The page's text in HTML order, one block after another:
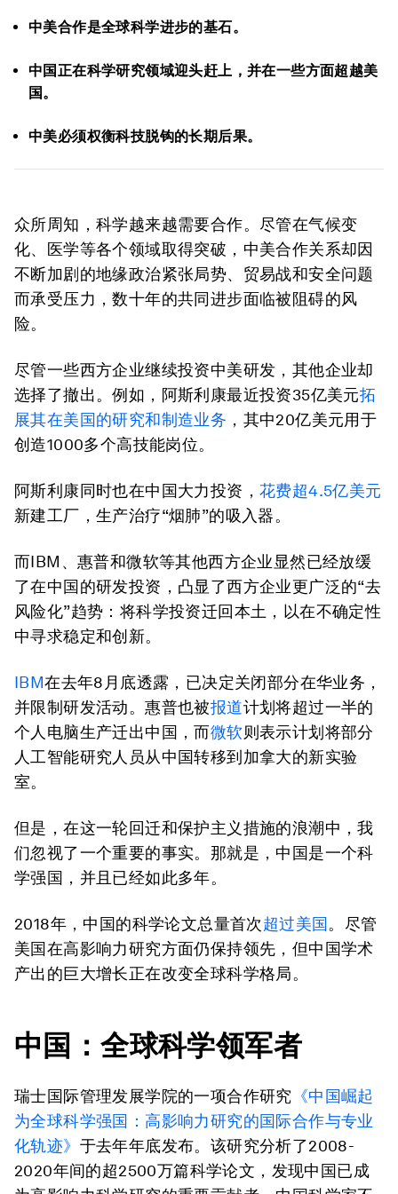
中美合作是全球科学进步的基石。
中国正在科学研究领域迎头赶上，并在一些方面超越美
国。
中美必须权衡科技脱钩的长期后果。
众所周知，科学越来越需要合作。尽管在气候变
化、医学等各个领域取得突破，中美合作关系却因
不断加剧的地缘政治紧张局势、贸易战和安全问题
而承受压力，数十年的共同进步面临被阻碍的风
险。
尽管一些西方企业继续投资中美研发，其他企业却
选择了撤出。例如，阿斯利康最近投资35亿美元拓
展其在美国的研究和制造业务 ，其中20亿美元用于
创造1000多个高技能岗位。
阿斯利康同时也在中国大力投资， 花费超4.5亿美元
新建工厂，生产治疗“烟肺”的吸入器。
而IBM、惠普和微软等其他西方企业显然已经放缓
了在中国的研发投资，凸显了西方企业更广泛的“去
风险化”趋势：将科学投资迁回本土，以在不确定性
中寻求稳定和创新。
IBM在去年8月底透露，已决定关闭部分在华业务，
并限制研发活动。惠普也被报道计划将超过一半的
个人电脑生产迁出中国，而微软则表示计划将部分
人工智能研究人员从中国转移到加拿大的新实验
室。
但是，在这一轮回迁和保护主义措施的浪潮中，我
们忽视了一个重要的事实。那就是，中国是一个科
学强国，并且已经如此多年。
2018年，中国的科学论文总量首次超过美国 。尽管
美国在高影响力研究方面仍保持领先，但中国学术
产出的巨大增长正在改变全球科学格局。
中国：全球科学领军者
瑞士国际管理发展学院的一项合作研究 《中国崛起
为全球科学强国：高影响力研究的国际合作与专业
化轨迹》 于去年年底发布。该研究分析了2008-
2020年间的超2500万篇科学论文，发现中国已成